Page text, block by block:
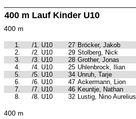
400 m Lauf Kinder U10
400 m
1. /1. U10 27 Bröcker, Jakob
2.
/2. U10 29 Stolberg, Nick
3.
/3. U10 28 Grother, Jonas
4.
/4. U10 25 Uhlenbrock, Ilian
5.
/5. U10 34 Unruh, Tarje
6.
/6. U10 47 Ackermann, Lion
7.
/7. U10 46 Keuntje, Nathan
8.
/8. U10 32 Lustig, Nino Aurelius
400 m